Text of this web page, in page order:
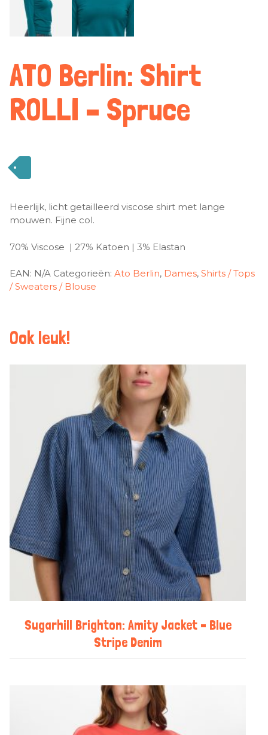
ATO Berlin: Shirt
ROLLI – Spruce
Heerlijk, licht getailleerd viscose shirt met lange
mouwen. Fijne col.
70% Viscose | 27% Katoen | 3% Elastan
EAN: N/A Categorieën: Ato Berlin, Dames, Shirts / Tops
/ Sweaters / Blouse
Ook leuk!
Sugarhill Brighton: Amity Jacket – Blue
Stripe Denim